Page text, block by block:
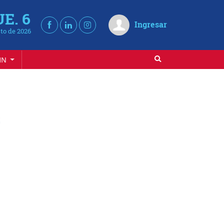
6
de 2026
Ingresar